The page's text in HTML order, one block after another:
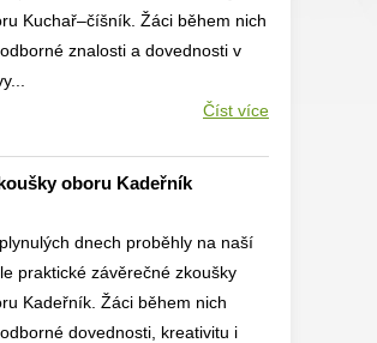
Kuchař–číšník. Žáci během nich
znalosti a dovednosti v
Číst více
oboru Kadeřník
dnech proběhly na naší
praktické závěrečné zkoušky
Kadeřník. Žáci během nich
dovednosti, kreativitu i